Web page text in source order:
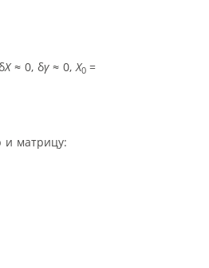
Х ≈ 0, δγ ≈ 0,Х0 =
и матрицу: